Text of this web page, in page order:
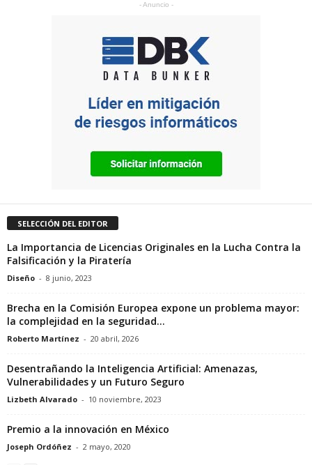
- Anuncio -
SELECCIÓN DEL EDITOR
La Importancia de Licencias Originales en la Lucha Contra la
Falsificación y la Piratería
Diseño - 8 junio, 2023
Brecha en la Comisión Europea expone un problema mayor:
la complejidad en la seguridad...
Roberto Martínez - 20 abril, 2026
Desentrañando la Inteligencia Artificial: Amenazas,
Vulnerabilidades y un Futuro Seguro
Lizbeth Alvarado - 10 noviembre, 2023
Premio a la innovación en México
Joseph Ordóñez - 2 mayo, 2020